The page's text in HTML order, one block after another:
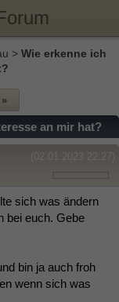
> Wie erkenne ich
»
an mir hat?
(02.01.2023 22:27)
sich was ändern
bei euch. Gebe
bin ja auch froh
wenn sich was